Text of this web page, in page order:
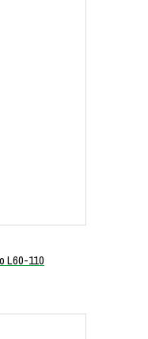
L60-110